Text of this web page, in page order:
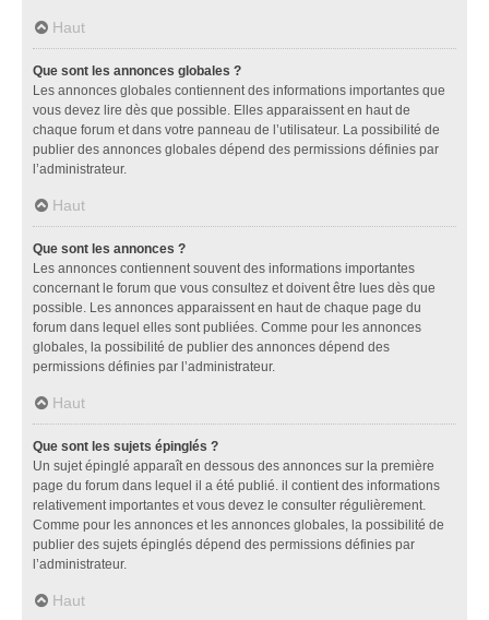
Haut
Que sont les annonces globales ?
Les annonces globales contiennent des informations importantes que
vous devez lire dès que possible. Elles apparaissent en haut de
chaque forum et dans votre panneau de l’utilisateur. La possibilité de
publier des annonces globales dépend des permissions définies par
l’administrateur.
Haut
Que sont les annonces ?
Les annonces contiennent souvent des informations importantes
concernant le forum que vous consultez et doivent être lues dès que
possible. Les annonces apparaissent en haut de chaque page du
forum dans lequel elles sont publiées. Comme pour les annonces
globales, la possibilité de publier des annonces dépend des
permissions définies par l’administrateur.
Haut
Que sont les sujets épinglés ?
Un sujet épinglé apparaît en dessous des annonces sur la première
page du forum dans lequel il a été publié. il contient des informations
relativement importantes et vous devez le consulter régulièrement.
Comme pour les annonces et les annonces globales, la possibilité de
publier des sujets épinglés dépend des permissions définies par
l’administrateur.
Haut